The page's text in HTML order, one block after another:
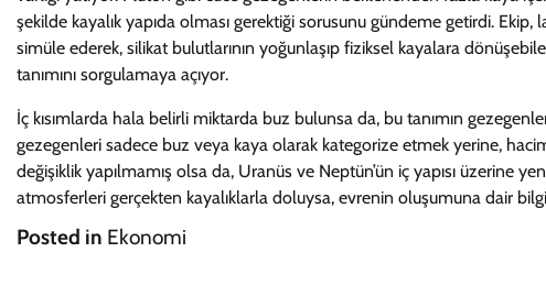
şekilde kayalık yapıda olması gerektiği sorusunu gündeme getirdi.
simüle ederek, silikat bulutlarının yoğunlaşıp fiziksel kayalara
tanımını sorgulamaya açıyor.
İç kısımlarda hala belirli miktarda buz bulunsa da, bu tanımın
gezegenleri sadece buz veya kaya olarak kategorize etmek yerine,
değişiklik yapılmamış olsa da, Uranüs ve Neptün’ün iç yapısı üzerine
atmosferleri gerçekten kayalıklarla doluysa, evrenin oluşumuna dair
Posted in Ekonomi